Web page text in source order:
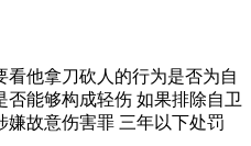
看他拿刀砍人的行为是否为自
否能够构成轻伤 如果排除自卫
嫌故意伤害罪 三年以下处罚